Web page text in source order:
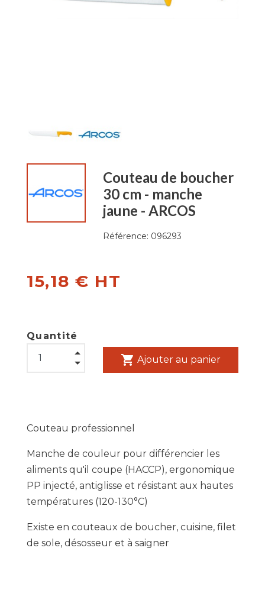
Couteau de boucher
30 cm - manche
jaune - ARCOS
Référence: 096293
15,18 € HT
Quantité
shopping_cart Ajouter au panier
Couteau professionnel
Manche de couleur pour différencier les
aliments qu'il coupe (HACCP), ergonomique
PP injecté, antiglisse et résistant aux hautes
températures (120-130°C)
Existe en couteaux de boucher, cuisine, filet
de sole, désosseur et à saigner